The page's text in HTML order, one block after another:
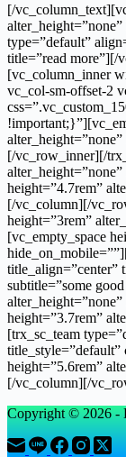
[/
type=”default”
title=”read more”][/
[vc_column_inner
vc_col-sm-offset-2
[/vc_row_inner][/
height=”4.7rem”
[/vc_column][/
height=”3rem”
[vc_empty_space
title_align=”center”
subtitle=”some
height=”3.7rem”
[trx_sc_team
title_style=”default”
height=”5.6rem”
[/vc_column][/
Copyright © 2026 -